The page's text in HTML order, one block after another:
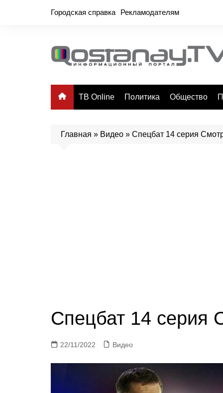
Городская справка Рекламодателям
ТВ Online Политика Общество
Главная » Видео » Спецбат 14 серия
Спецбат 14 серия
22/11/2022 Видео